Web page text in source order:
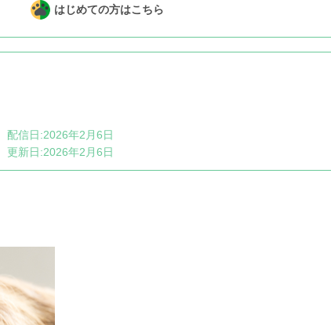
はじめての方はこちら
配信日:2026年2月6日
更新日:2026年2月6日